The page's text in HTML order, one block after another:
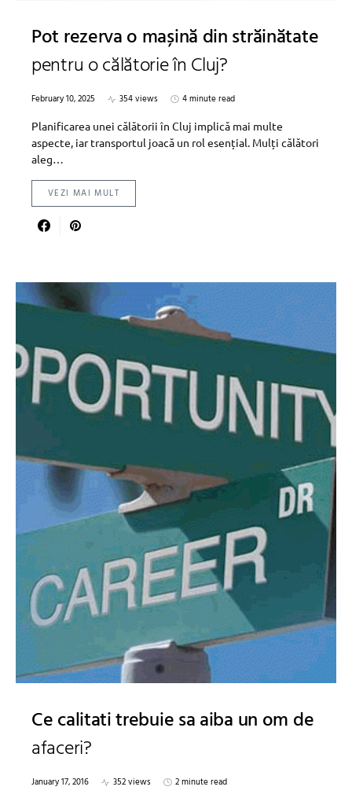
Pot rezerva o mașină din străinătate
pentru o călătorie în Cluj?
February 10, 2025 354 views
4 minute read
Planificarea unei călătorii în Cluj implică mai multe
aspecte, iar transportul joacă un rol esențial. Mulți călători
aleg…
VEZI MAI MULT
Ce calitati trebuie sa aiba un om de
afaceri?
January 17, 2016 352 views
2 minute read